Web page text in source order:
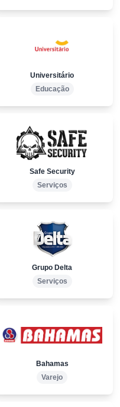
Universitário
Educação
Safe Security
Serviços
Grupo Delta
Serviços
Bahamas
Varejo